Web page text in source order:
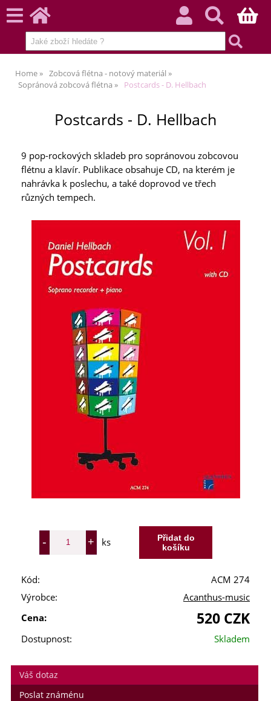
Home
Zobcová flétna - notový materiál
Sopránová zobcová flétna
Postcards - D. Hellbach
Postcards - D. Hellbach
9 pop-rockových skladeb pro sopránovou zobcovou
flétnu a klavír. Publikace obsahuje CD, na kterém je
nahrávka k poslechu, a také doprovod ve třech
různých tempech.
ks
Kód:
ACM 274
Výrobce:
Acanthus-music
Cena:
520 CZK
Dostupnost: Skladem
Váš dotaz
Poslat známénu